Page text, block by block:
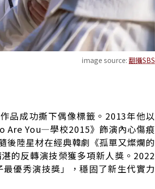
image source: 翻攝SBS
品成功撕下偶像標籤。2013年他以
Are You—學校2015》飾演內心傷痕
後陸星材在經典韓劇《孤單又燦爛的
的反轉演技榮獲多項新人獎。2022
優秀演技獎」，穩固了新生代實力